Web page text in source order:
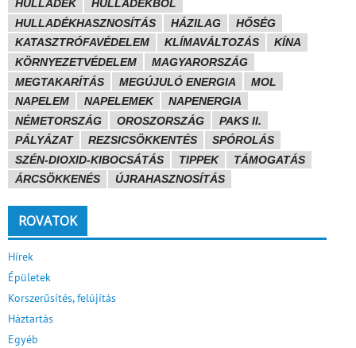
HULLADÉK
HULLADÉKBÓL
HULLADÉKHASZNOSÍTÁS
HÁZILAG
HŐSÉG
KATASZTRÓFAVÉDELEM
KLÍMAVÁLTOZÁS
KÍNA
KÖRNYEZETVÉDELEM
MAGYARORSZÁG
MEGTAKARÍTÁS
MEGÚJULÓ ENERGIA
MOL
NAPELEM
NAPELEMEK
NAPENERGIA
NÉMETORSZÁG
OROSZORSZÁG
PAKS II.
PÁLYÁZAT
REZSICSÖKKENTÉS
SPÓROLÁS
SZÉN-DIOXID-KIBOCSÁTÁS
TIPPEK
TÁMOGATÁS
ÁRCSÖKKENÉS
ÚJRAHASZNOSÍTÁS
ROVATOK
Hírek
Épületek
Korszerűsítés, felújítás
Háztartás
Egyéb